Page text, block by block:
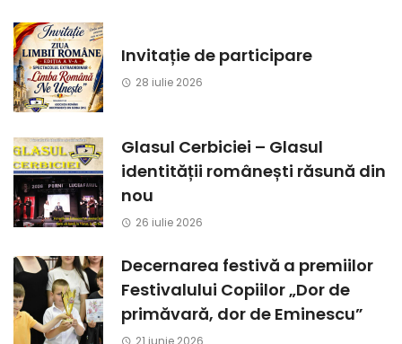
Invitație de participare
28 iulie 2026
Glasul Cerbiciei – Glasul
identității românești răsună din
nou
26 iulie 2026
Decernarea festivă a premiilor
Festivalului Copiilor „Dor de
primăvară, dor de Eminescu”
21 iunie 2026